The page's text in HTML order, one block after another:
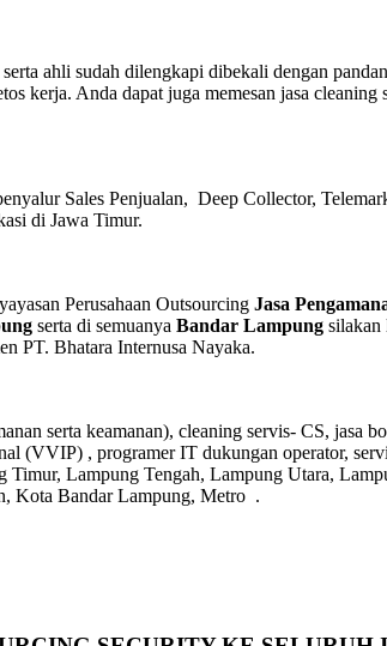
ahli sudah dilengkapi dibekali dengan
kerja. Anda dapat juga memesan jasa
Sales Penjualan, Deep Collector,
di Jawa Timur.
Perusahaan Outsourcing Jasa
serta di semuanya Bandar Lampung silakan
PT. Bhatara Internusa Nayaka.
serta keamanan), cleaning servis- CS, jasa
(VVIP) , programer IT dukungan operator,
Lampung Tengah, Lampung Utara,
Kota Bandar Lampung, Metro .